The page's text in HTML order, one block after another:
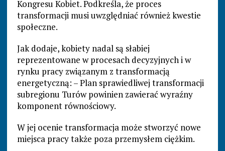
Kongresu Kobiet. Podkreśla, że proces
transformacji musi uwzględniać również kwestie
społeczne.
Jak dodaje, kobiety nadal są słabiej
reprezentowane w procesach decyzyjnych i w
rynku pracy związanym z transformacją
energetyczną: – Plan sprawiedliwej transformacji
subregionu Turów powinien zawierać wyraźny
komponent równościowy.
W jej ocenie transformacja może stworzyć nowe
miejsca pracy także poza przemysłem ciężkim.